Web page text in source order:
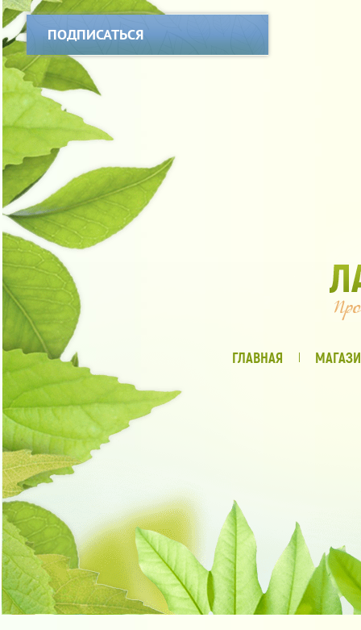
ПОДПИСАТЬСЯ
ГЛАВНАЯ